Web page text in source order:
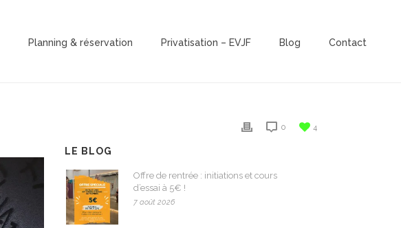
Planning & réservation Privatisation – EVJF Blog Contact
4
0
LE BLOG
Offre de rentrée : initiations et cours
d’essai à 5€ !
7 août 2026